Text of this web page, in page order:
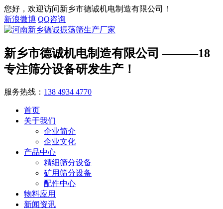
您好，欢迎访问新乡市德诚机电制造有限公司！
新浪微博 QQ咨询
新乡市德诚机电制造有限公司 ———18
专注筛分设备研发生产！
服务热线： 138 4934 4770
首页
关于我们
企业简介
企业文化
产品中心
精细筛分设备
矿用筛分设备
配件中心
物料应用
新闻资讯